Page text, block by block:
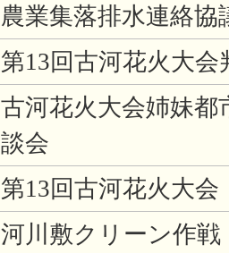
農業集落排水連絡協
第13回古河花火大会
古河花火大会姉妹都
談会
第13回古河花火大会
河川敷クリーン作戦